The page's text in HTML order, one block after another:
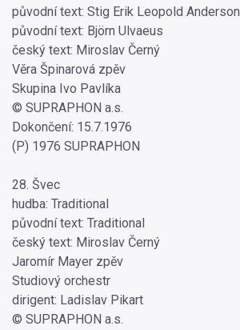
původní text: Stig Erik Leopold Anderson
původní text: Björn Ulvaeus
český text: Miroslav Černý
Věra Špinarová zpěv
Skupina Ivo Pavlíka
© SUPRAPHON a.s.
Dokončení: 15.7.1976
(P) 1976 SUPRAPHON
28. Švec
hudba: Traditional
původní text: Traditional
český text: Miroslav Černý
Jaromír Mayer zpěv
Studiový orchestr
dirigent: Ladislav Pikart
© SUPRAPHON a.s.